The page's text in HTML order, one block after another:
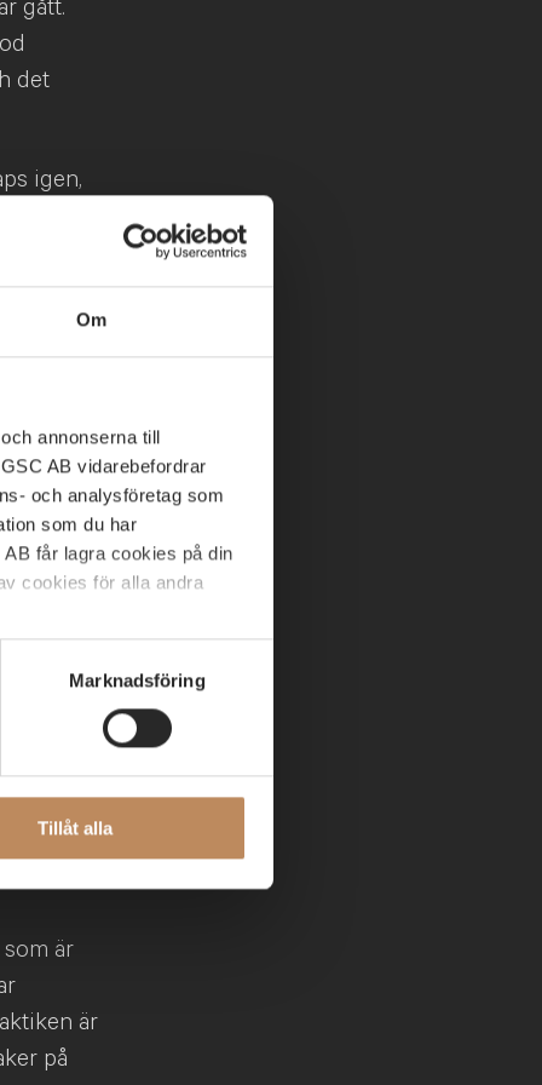
Om
annonserna till
AB vidarebefordrar
och analysföretag som
som du har
får lagra cookies på din
cookies för alla andra
webbplats. Om du har
AB via e-post
Marknadsföring
Tillåt alla
gått.
det
igen,
än
på en
faktiskt
har vi
till
är
är
på